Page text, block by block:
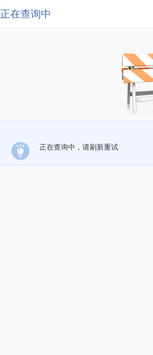
正在查询中
正在查询中，请刷新重试